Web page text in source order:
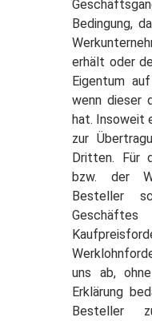
Bedingung,
erhält oder
Eigentum
wenn dieser
hat. Insoweit
zur
Dritten. Für
bzw. der
Besteller
uns ab,
Erklärung
Besteller